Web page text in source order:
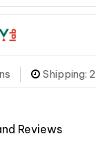
Shipping:
Reviews